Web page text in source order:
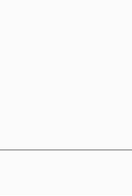
éveillant en nous des
qu'il est urgent de continuer
cette oeuvre qui ne se
art engagé. "La vie